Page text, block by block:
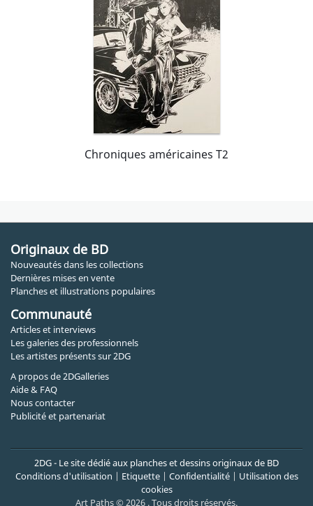
Chroniques américaines T2
Originaux de BD
Nouveautés dans les collections
Dernières mises en vente
Planches et illustrations populaires
Communauté
Articles et interviews
Les galeries des professionnels
Les artistes présents sur 2DG
A propos de 2DGalleries
Aide & FAQ
Nous contacter
Publicité et partenariat
2DG - Le site dédié aux planches et dessins originaux de BD
Conditions d'utilisation | Etiquette| Confidentialité| Utilisation des
cookies
Art Paths © 2026 . Tous droits réservés.